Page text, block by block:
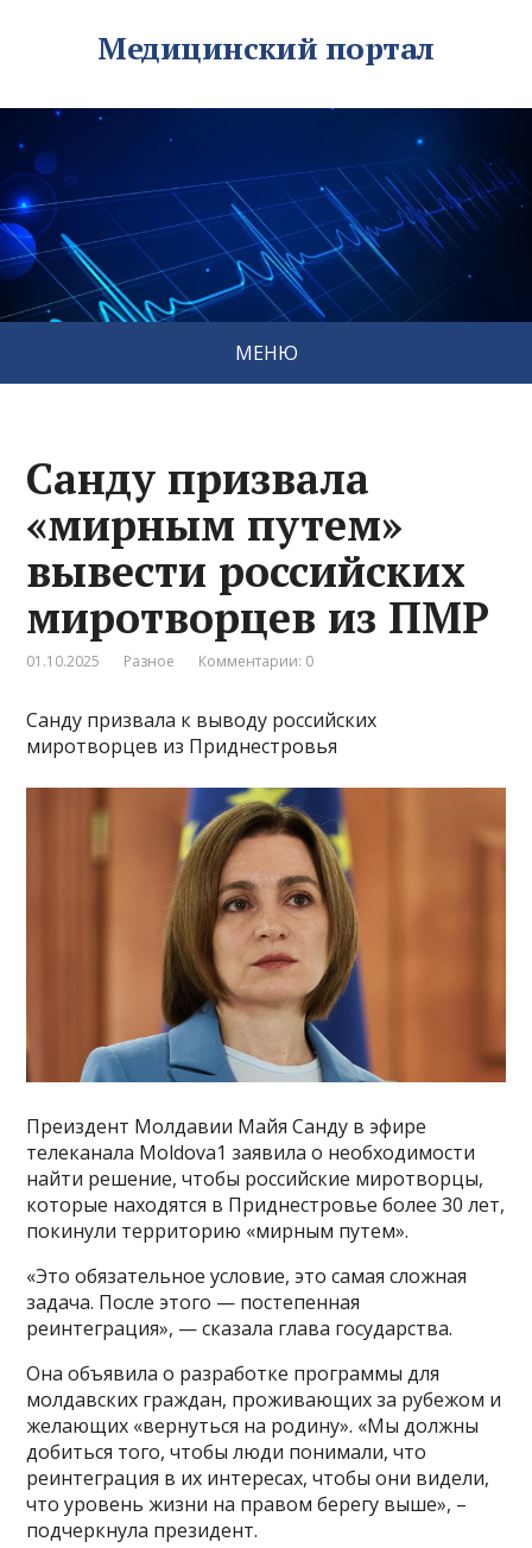
Медицинский портал
МЕНЮ
Санду призвала
«мирным путем»
вывести российских
миротворцев из ПМР
01.10.2025 Разное Комментарии: 0
Санду призвала к выводу российских
миротворцев из Приднестровья
Преиздент Молдавии Майя Санду в эфире
телеканала Moldova1 заявила о необходимости
найти решение, чтобы российские миротворцы,
которые находятся в Приднестровье более 30 лет,
покинули территорию «мирным путем».
«Это обязательное условие, это самая сложная
задача. После этого — постепенная
реинтеграция», — сказала глава государства.
Она объявила о разработке программы для
молдавских граждан, проживающих за рубежом и
желающих «вернуться на родину». «Мы должны
добиться того, чтобы люди понимали, что
реинтеграция в их интересах, чтобы они видели,
что уровень жизни на правом берегу выше», –
подчеркнула президент.